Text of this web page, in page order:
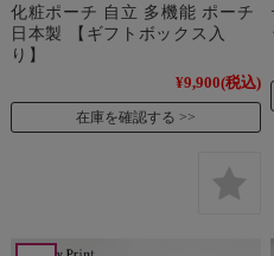
化粧ポーチ 自立 多機能 ポーチ
日本製 【ギフトボックス入
り】
¥9,900(税込)
在庫を確認する